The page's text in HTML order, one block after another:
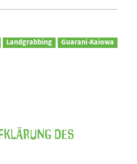
Landgrabbing Guarani-Kaiowa
des